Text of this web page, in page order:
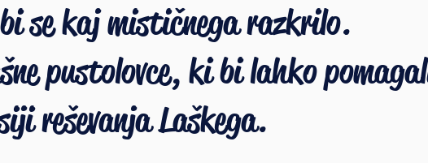
se kaj mističnega razkrilo.
pustolovce, ki bi lahko
reševanja Laškega.